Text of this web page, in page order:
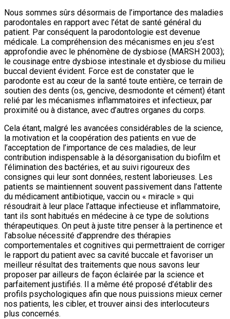
Nous sommes sûrs désormais de l’importance des maladies
parodontales en rapport avec l’état de santé général du
patient. Par conséquent la parodontologie est devenue
médicale. La compréhension des mécanismes en jeu s’est
approfondie avec le phénomène de dysbiose (MARSH 2003);
le cousinage entre dysbiose intestinale et dysbiose du milieu
buccal devient évident. Force est de constater que le
parodonte est au cœur de la santé toute entière, ce terrain de
soutien des dents (os, gencive, desmodonte et cément) étant
relié par les mécanismes inflammatoires et infectieux, par
proximité ou à distance, avec d’autres organes du corps.
Cela étant, malgré les avancées considérables de la science,
la motivation et la coopération des patients en vue de
l’acceptation de l’importance de ces maladies, de leur
contribution indispensable à la désorganisation du biofilm et
l’élimination des bactéries, et au suivi rigoureux des
consignes qui leur sont données, restent laborieuses. Les
patients se maintiennent souvent passivement dans l’attente
du médicament antibiotique, vaccin ou « miracle » qui
résoudrait à leur place l’attaque infectieuse et inflammatoire,
tant ils sont habitués en médecine à ce type de solutions
thérapeutiques. On peut à juste titre penser à la pertinence et
l’absolue nécessité d’apprendre des thérapies
comportementales et cognitives qui permettraient de corriger
le rapport du patient avec sa cavité buccale et favoriser un
meilleur résultat des traitements que nous savons leur
proposer par ailleurs de façon éclairée par la science et
parfaitement justifiés. Il a même été proposé d’établir des
profils psychologiques afin que nous puissions mieux cerner
nos patients, les cibler, et trouver ainsi des interlocuteurs
plus concernés.